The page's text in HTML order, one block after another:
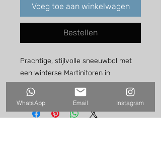
Voeg toe aan winkelwagen
Bestellen
Prachtige, stijlvolle sneeuwbol met
een winterse Martinitoren in
Groningen.
WhatsApp Email Instagram